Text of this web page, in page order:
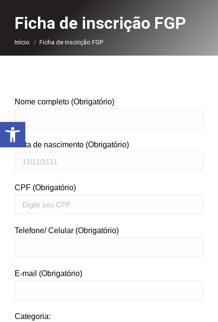
Ficha de inscrição FGP
Você está aqui:
Início Ficha de inscrição FGP
Nome completo (Obrigatório)
Data de nascimento (Obrigatório)
CPF (Obrigatório)
Telefone/ Celular (Obrigatório)
E-mail (Obrigatório)
Categoria:
Abrir a barra de ferramentas